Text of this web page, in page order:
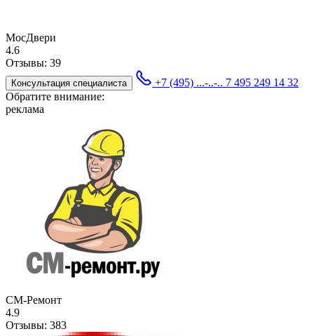
МосДвери
4.6
Отзывы: 39
Консультация специалиста +7 (495) ...-..-.. 7 495 249 14 32
Обратите внимание:
реклама
СМ-Ремонт
4.9
Отзывы: 383